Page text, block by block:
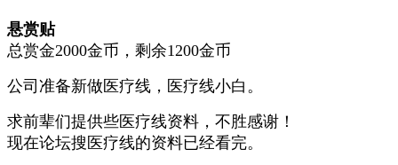
悬赏贴
总赏金2000金币，剩余1200金币
公司准备新做医疗线，医疗线小白。
求前辈们提供些医疗线资料，不胜感谢！
现在论坛搜医疗线的资料已经看完。